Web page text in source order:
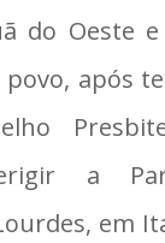
do Oeste e
após
a
em